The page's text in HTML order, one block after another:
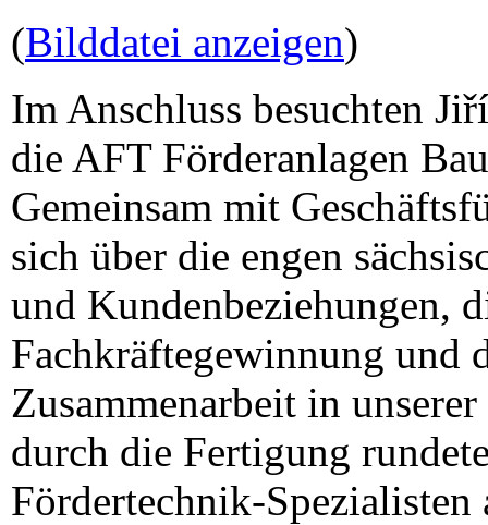
(Bilddatei anzeigen)
Im Anschluss besuchten
die AFT Förderanlagen
Gemeinsam mit
sich über die engen
und Kundenbeziehungen,
Fachkräftegewinnung und
Zusammenarbeit in
durch die Fertigung
Fördertechnik-Spezialisten